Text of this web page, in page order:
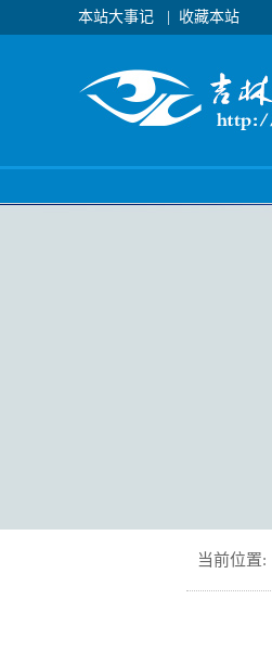
本站大事记 收藏本站
当前位置: